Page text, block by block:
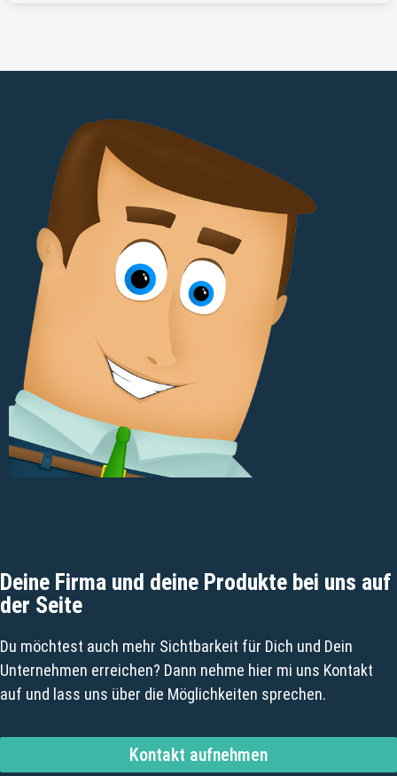
Deine Firma und deine Produkte bei uns auf
der Seite
Du möchtest auch mehr Sichtbarkeit für Dich und Dein
Unternehmen erreichen? Dann nehme hier mi uns Kontakt
auf und lass uns über die Möglichkeiten sprechen.
Kontakt aufnehmen